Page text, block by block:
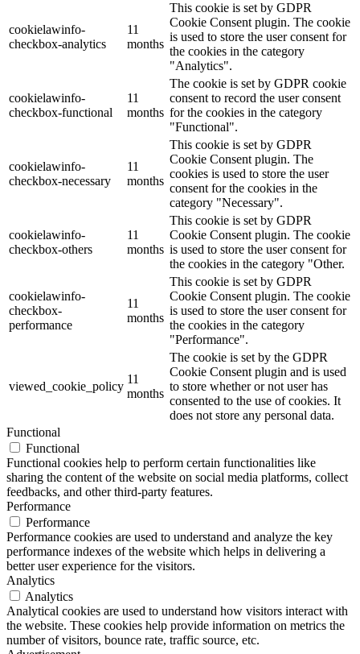
cookielawinfo-
checkbox-analytics
11
months
This cookie is set by GDPR
Cookie Consent plugin. The cookie
is used to store the user consent for
the cookies in the category
"Analytics".
cookielawinfo-
checkbox-functional
11
months
The cookie is set by GDPR cookie
consent to record the user consent
for the cookies in the category
"Functional".
cookielawinfo-
checkbox-necessary
11
months
This cookie is set by GDPR
Cookie Consent plugin. The
cookies is used to store the user
consent for the cookies in the
category "Necessary".
cookielawinfo-
checkbox-others
11
months
This cookie is set by GDPR
Cookie Consent plugin. The cookie
is used to store the user consent for
the cookies in the category "Other.
cookielawinfo-
checkbox-
performance
11
months
This cookie is set by GDPR
Cookie Consent plugin. The cookie
is used to store the user consent for
the cookies in the category
"Performance".
viewed_cookie_policy
11
months
The cookie is set by the GDPR
Cookie Consent plugin and is used
to store whether or not user has
consented to the use of cookies. It
does not store any personal data.
Functional
Functional
Functional cookies help to perform certain functionalities like
sharing the content of the website on social media platforms, collect
feedbacks, and other third-party features.
Performance
Performance
Performance cookies are used to understand and analyze the key
performance indexes of the website which helps in delivering a
better user experience for the visitors.
Analytics
Analytics
Analytical cookies are used to understand how visitors interact with
the website. These cookies help provide information on metrics the
number of visitors, bounce rate, traffic source, etc.